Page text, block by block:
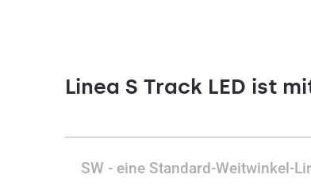
Linea S Track LED ist
SW - eine Standard-Weitwinkel-